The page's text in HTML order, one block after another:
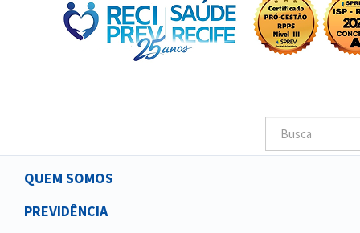
Buscar
Main
navigation
QUEM SOMOS
PREVIDÊNCIA